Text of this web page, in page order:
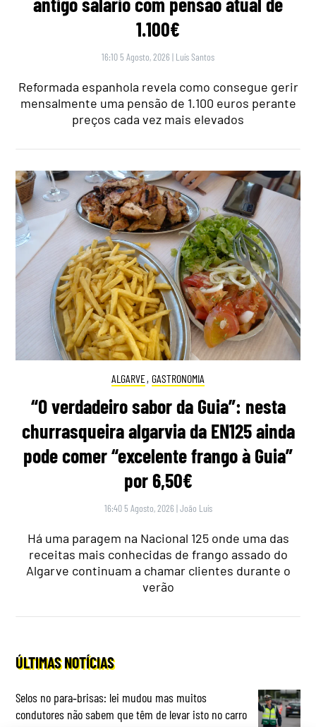
1.100€
16:10 5 Agosto, 2026 | Luís Santos
Reformada espanhola revela como consegue gerir
mensalmente uma pensão de 1.100 euros perante
preços cada vez mais elevados
ALGARVE, GASTRONOMIA
“O verdadeiro sabor da Guia”: nesta
churrasqueira algarvia da EN125 ainda
pode comer “excelente frango à Guia”
por 6,50€
16:40 5 Agosto, 2026 |João Luís
Há uma paragem na Nacional 125 onde uma das
receitas mais conhecidas de frango assado do
Algarve continuam a chamar clientes durante o
verão
ÚLTIMAS NOTÍCIAS
Selos no para‑brisas: lei mudou mas muitos
condutores não sabem que têm de levar isto no carro